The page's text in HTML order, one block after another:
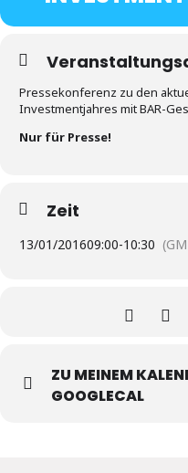
Pressekonferenz zu den
Investmentjahres mit BAR-
Nur für Presse!
Zeit
13/01/201609:00-10:30
ZU MEINEM
GOOGLECAL